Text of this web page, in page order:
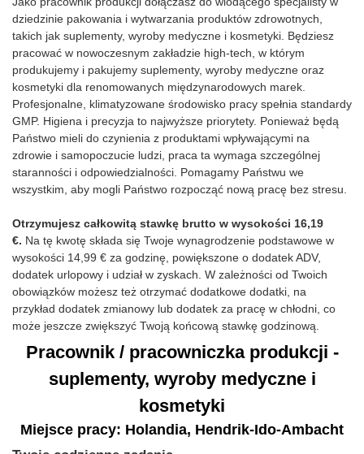
dziedzinie pakowania i wytwarzania produktów zdrowotnych,
takich jak suplementy, wyroby medyczne i kosmetyki. Będziesz
pracować w nowoczesnym zakładzie high-tech, w którym
produkujemy i pakujemy suplementy, wyroby medyczne oraz
kosmetyki dla renomowanych międzynarodowych marek.
Profesjonalne, klimatyzowane środowisko pracy spełnia standardy
GMP. Higiena i precyzja to najwyższe priorytety. Ponieważ będą
Państwo mieli do czynienia z produktami wpływającymi na
zdrowie i samopoczucie ludzi, praca ta wymaga szczególnej
staranności i odpowiedzialności. Pomagamy Państwu we
wszystkim, aby mogli Państwo rozpocząć nową pracę bez stresu.
Otrzymujesz całkowitą stawkę brutto w wysokości 16,19
€. Na tę kwotę składa się Twoje wynagrodzenie podstawowe w
wysokości 14,99 € za godzinę, powiększone o dodatek ADV,
dodatek urlopowy i udział w zyskach. W zależności od Twoich
obowiązków możesz też otrzymać dodatkowe dodatki, na
przykład dodatek zmianowy lub dodatek za pracę w chłodni, co
może jeszcze zwiększyć Twoją końcową stawkę godzinową.
Pracownik / pracowniczka produkcji -
suplementy, wyroby medyczne i
kosmetyki
Miejsce pracy: Holandia, Hendrik-Ido-Ambacht